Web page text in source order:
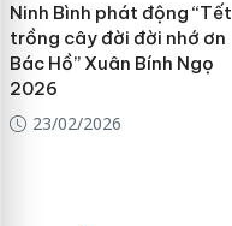
Ninh Bình phát động “Tết
trồng cây đời đời nhớ ơn
Bác Hồ” Xuân Bính Ngọ
2026
23/02/2026